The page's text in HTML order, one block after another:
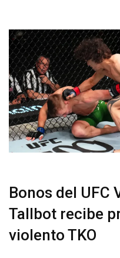
Bonos del UFC
Tallbot recibe
violento TKO